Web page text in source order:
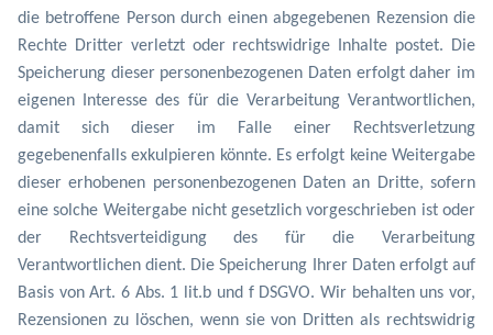
die betroffene Person durch einen abgegebenen Rezension die
Rechte Dritter verletzt oder rechtswidrige Inhalte postet. Die
Speicherung dieser personenbezogenen Daten erfolgt daher im
eigenen Interesse des für die Verarbeitung Verantwortlichen,
damit sich dieser im Falle einer Rechtsverletzung
gegebenenfalls exkulpieren könnte. Es erfolgt keine Weitergabe
dieser erhobenen personenbezogenen Daten an Dritte, sofern
eine solche Weitergabe nicht gesetzlich vorgeschrieben ist oder
der Rechtsverteidigung des für die Verarbeitung
Verantwortlichen dient. Die Speicherung Ihrer Daten erfolgt auf
Basis von Art. 6 Abs. 1 lit.b und f DSGVO. Wir behalten uns vor,
Rezensionen zu löschen, wenn sie von Dritten als rechtswidrig